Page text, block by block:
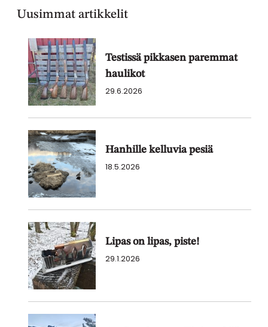
Uusimmat artikkelit
Testissä pikkasen paremmat
haulikot
29.6.2026
Hanhille kelluvia pesiä
18.5.2026
Lipas on lipas, piste!
29.1.2026